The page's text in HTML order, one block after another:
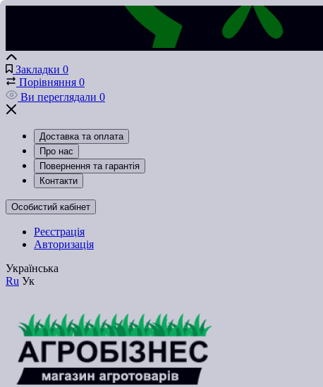
Закладки 0
Порівняння 0
Ви переглядали 0
Доставка та оплата
Про нас
Повернення та гарантія
Контакти
Особистий кабінет
Реєстрація
Авторизація
Українська
Ru Ук